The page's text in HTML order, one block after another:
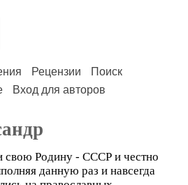
Рецензии
Поиск
Вход для авторов
Родину - СССР и честно
данную раз и навсегда